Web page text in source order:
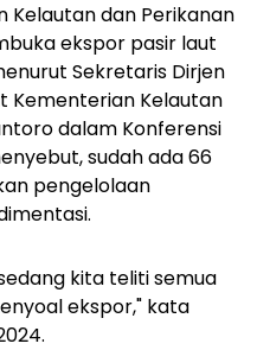
Kelautan dan Perikanan
ekspor pasir laut
Sekretaris Dirjen
Kementerian Kelautan
dalam Konferensi
sudah ada 66
pengelolaan
kita teliti semua
ekspor," kata